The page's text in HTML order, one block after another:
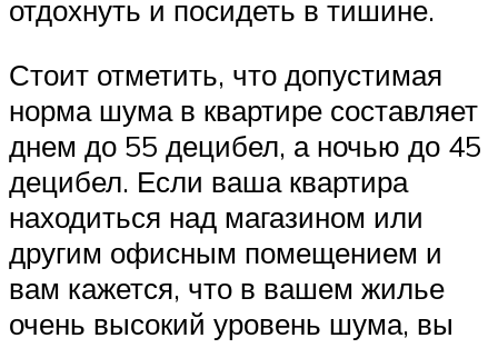
отдохнуть и посидеть в тишине.
Стоит отметить, что допустимая
норма шума в квартире составляет
днем до 55 децибел, а ночью до 45
децибел. Если ваша квартира
находиться над магазином или
другим офисным помещением и
вам кажется, что в вашем жилье
очень высокий уровень шума, вы